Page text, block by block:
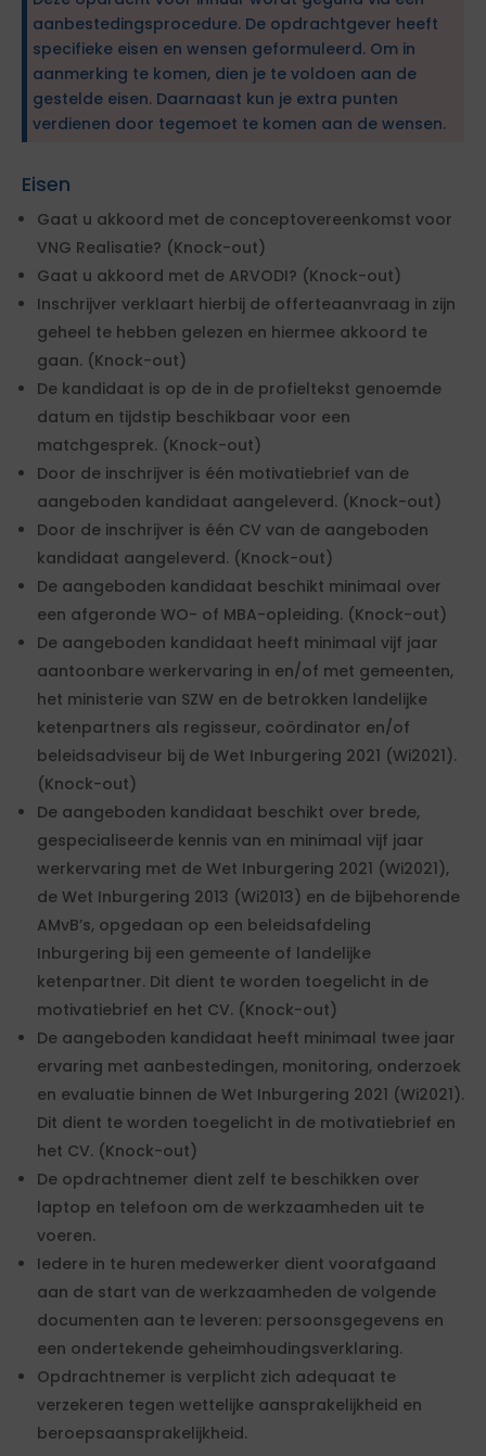
aanbestedingsprocedure. De opdrachtgever heeft
specifieke eisen en wensen geformuleerd. Om in
aanmerking te komen, dien je te voldoen aan de
gestelde eisen. Daarnaast kun je extra punten
verdienen door tegemoet te komen aan de wensen.
Eisen
Gaat u akkoord met de conceptovereenkomst voor
VNG Realisatie? (Knock-out)
Gaat u akkoord met de ARVODI? (Knock-out)
Inschrijver verklaart hierbij de offerteaanvraag in zijn
geheel te hebben gelezen en hiermee akkoord te
gaan. (Knock-out)
De kandidaat is op de in de profieltekst genoemde
datum en tijdstip beschikbaar voor een
matchgesprek. (Knock-out)
Door de inschrijver is één motivatiebrief van de
aangeboden kandidaat aangeleverd. (Knock-out)
Door de inschrijver is één CV van de aangeboden
kandidaat aangeleverd. (Knock-out)
De aangeboden kandidaat beschikt minimaal over
een afgeronde WO- of MBA-opleiding. (Knock-out)
De aangeboden kandidaat heeft minimaal vijf jaar
aantoonbare werkervaring in en/of met gemeenten,
het ministerie van SZW en de betrokken landelijke
ketenpartners als regisseur, coördinator en/of
beleidsadviseur bij de Wet Inburgering 2021 (Wi2021).
(Knock-out)
De aangeboden kandidaat beschikt over brede,
gespecialiseerde kennis van en minimaal vijf jaar
werkervaring met de Wet Inburgering 2021 (Wi2021),
de Wet Inburgering 2013 (Wi2013) en de bijbehorende
AMvB’s, opgedaan op een beleidsafdeling
Inburgering bij een gemeente of landelijke
ketenpartner. Dit dient te worden toegelicht in de
motivatiebrief en het CV. (Knock-out)
De aangeboden kandidaat heeft minimaal twee jaar
ervaring met aanbestedingen, monitoring, onderzoek
en evaluatie binnen de Wet Inburgering 2021 (Wi2021).
Dit dient te worden toegelicht in de motivatiebrief en
het CV. (Knock-out)
De opdrachtnemer dient zelf te beschikken over
laptop en telefoon om de werkzaamheden uit te
voeren.
Iedere in te huren medewerker dient voorafgaand
aan de start van de werkzaamheden de volgende
documenten aan te leveren: persoonsgegevens en
een ondertekende geheimhoudingsverklaring.
Opdrachtnemer is verplicht zich adequaat te
verzekeren tegen wettelijke aansprakelijkheid en
beroepsaansprakelijkheid.